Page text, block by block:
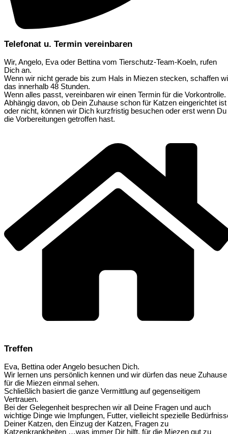
Telefonat u. Termin vereinbaren
Wir, Angelo, Eva oder Bettina vom Tierschutz-Team-Koeln, rufen
Dich an.
Wenn wir nicht gerade bis zum Hals in Miezen stecken, schaffen
das innerhalb 48 Stunden.
Wenn alles passt, vereinbaren wir einen Termin für die Vorkontrolle.
Abhängig davon, ob Dein Zuhause schon für Katzen eingerichtet ist
oder nicht, können wir Dich kurzfristig besuchen oder erst wenn Du
die Vorbereitungen getroffen hast.
Treffen
Eva, Bettina oder Angelo besuchen Dich.
Wir lernen uns persönlich kennen und wir dürfen das neue Zuhause
für die Miezen einmal sehen.
Schließlich basiert die ganze Vermittlung auf gegenseitigem
Vertrauen.
Bei der Gelegenheit besprechen wir all Deine Fragen und auch
wichtige Dinge wie Impfungen, Futter, vielleicht spezielle
Deiner Katzen, den Einzug der Katzen, Fragen zu
Katzenkrankheiten …was immer Dir hilft, für die Miezen gut zu